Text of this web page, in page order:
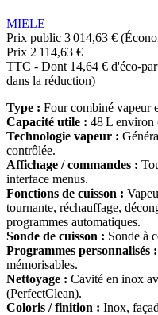
MIELE
Prix public 3 014,63 €
Prix 2 114,63 €
TTC - Dont 14,64 € d'éco-
dans la réduction)
Type : Four combiné vapeur
Capacité utile : 48 L environ
Technologie vapeur :
contrôlée.
Affichage / commandes :
interface menus.
Fonctions de cuisson :
tournante, réchauffage,
programmes automatiques.
Sonde de cuisson : Sonde à
Programmes personnalisés :
mémorisables.
Nettoyage : Cavité en inox
(PerfectClean).
Coloris / finition : Inox,